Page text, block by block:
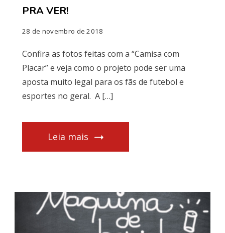
PRA VER!
28 de novembro de 2018
Confira as fotos feitas com a “Camisa com
Placar” e veja como o projeto pode ser uma
aposta muito legal para os fãs de futebol e
esportes no geral. A […]
Leia mais